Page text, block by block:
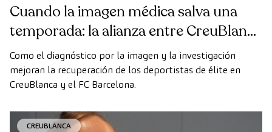
Cuando la imagen médica salva una
temporada: la alianza entre CreuBlanca
y el FC Barcelona
Como el diagnóstico por la imagen y la investigación
mejoran la recuperación de los deportistas de élite en
CreuBlanca y el FC Barcelona.
CREUBLANCA